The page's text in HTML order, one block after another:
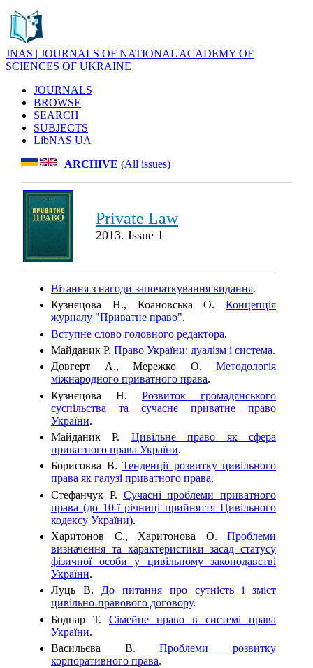
JNAS | JOURNALS OF NATIONAL ACADEMY OF
SCIENCES OF UKRAINE
JOURNALS
BROWSE
SEARCH
SUBJECTS
LibNAS UA
ARCHIVE (All issues)
Private Law
2013. Issue 1
Вітання з нагоди започаткування видання.
Кузнєцова Н., Коановська О. Концепція
журналу "Приватне право".
Вступне слово головного редактора.
Майданик Р. Право України: дуалізм і система.
Довгерт А., Мережко О. Методологія
міжнародного приватного права.
Кузнєцова Н. Розвиток громадянського
суспільства та сучасне приватне право
України.
Майданик Р. Цивільне право як сфера
приватного права України.
Борисовва В. Тенденції розвитку цивільного
права як галузі приватного права.
Стефанчук Р. Сучасні проблеми приватного
права (до 10-ї річниці прийняття Цивільного
кодексу України).
Харитонов Є., Харитонова О. Проблеми
визначення та характеристики засад статусу
фізичної особи у цивільному законодавстві
України.
Луць В. До питання про сутність і зміст
цивільно-правового договору.
Боднар Т. Сімейне право в системі права
України.
Васильєва В.Проблеми розвитку
корпоративного права.